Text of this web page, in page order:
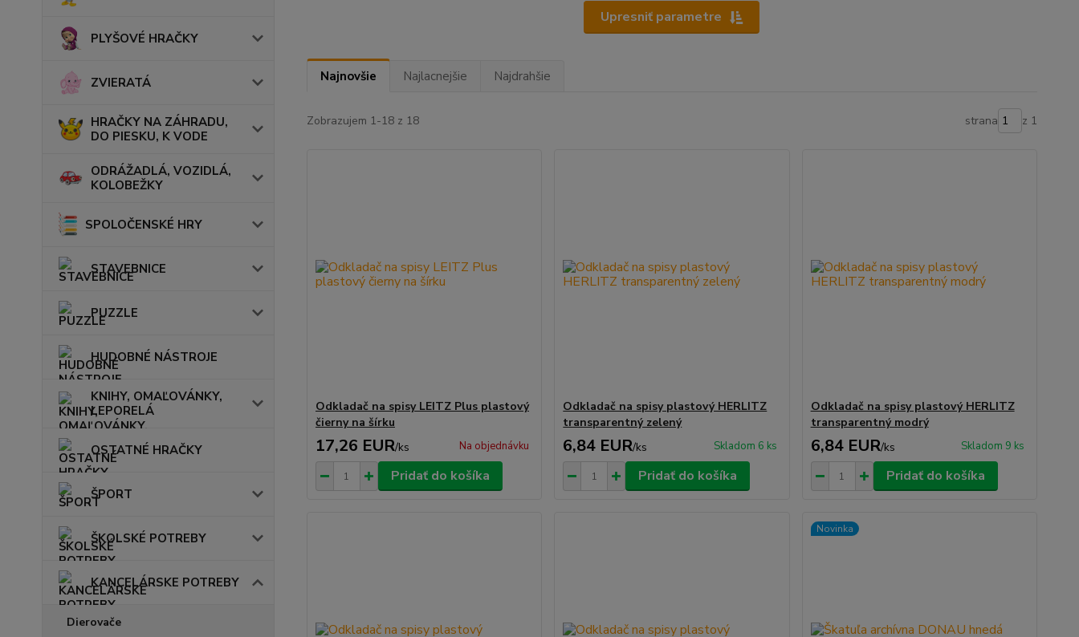
PLYŠOVÉ HRAČKY
ZVIERATÁ
HRAČKY NA ZÁHRADU,
DO PIESKU, K VODE
ODRÁŽADLÁ, VOZIDLÁ,
KOLOBEŽKY
SPOLOČENSKÉ HRY
STAVEBNICE
PUZZLE
HUDOBNÉ NÁSTROJE
KNIHY, OMAĽOVÁNKY,
LEPORELÁ
OSTATNÉ HRAČKY
ŠPORT
ŠKOLSKÉ POTREBY
KANCELÁRSKE POTREBY
Dierovače
Upresniť parametre
Najnovšie Najlacnejšie Najdrahšie
Zobrazujem 1-18 z 18 strana z 1
Odkladač na spisy LEITZ Plus plastový
čierny na šírku
17,26 EUR/ks Na objednávku
Pridať do košíka
Odkladač na spisy plastový HERLITZ
transparentný zelený
6,84 EUR/ks Skladom 6 ks
Pridať do košíka
Odkladač na spisy plastový HERLITZ
transparentný modrý
6,84 EUR/ks Skladom 9 ks
Pridať do košíka
Novinka